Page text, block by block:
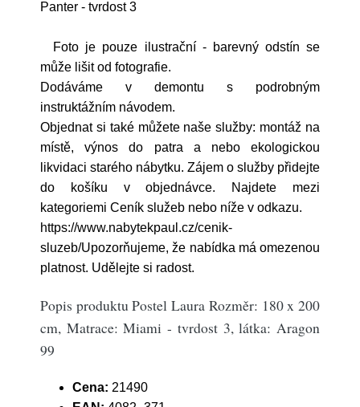
Panter - tvrdost 3
Foto je pouze ilustrační - barevný odstín se
může lišit od fotografie.
Dodáváme v demontu s podrobným
instruktážním návodem.
Objednat si také můžete naše služby: montáž na
místě, výnos do patra a nebo ekologickou
likvidaci starého nábytku. Zájem o služby přidejte
do košíku v objednávce. Najdete mezi
kategoriemi Ceník služeb nebo níže v odkazu.
https://www.nabytekpaul.cz/cenik-
sluzeb/Upozorňujeme, že nabídka má omezenou
platnost. Udělejte si radost.
Popis produktu Postel Laura Rozměr: 180 x 200
cm, Matrace: Miami - tvrdost 3, látka: Aragon
99
Cena: 21490